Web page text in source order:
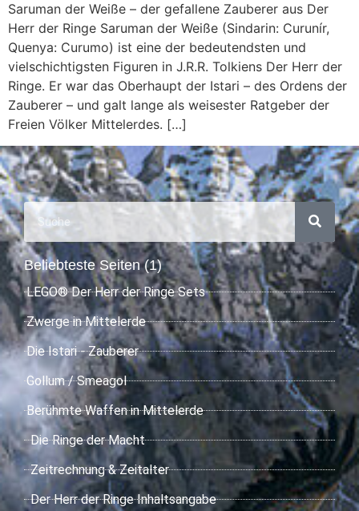
Saruman der Weiße – der gefallene Zauberer aus Der
Herr der Ringe Saruman der Weiße (Sindarin: Curunír,
Quenya: Curumo) ist eine der bedeutendsten und
vielschichtigsten Figuren in J.R.R. Tolkiens Der Herr der
Ringe. Er war das Oberhaupt der Istari – des Ordens der
Zauberer – und galt lange als weisester Ratgeber der
Freien Völker Mittelerdes. […]
Beliebteste Seiten (1)
LEGO® Der Herr der Ringe Sets
Zwerge in Mittelerde
Die Istari - Zauberer
Gollum / Smeagol
Berühmte Waffen in Mittelerde
Die Ringe der Macht
Zeitrechnung & Zeitalter
Der Herr der Ringe Inhaltsangabe